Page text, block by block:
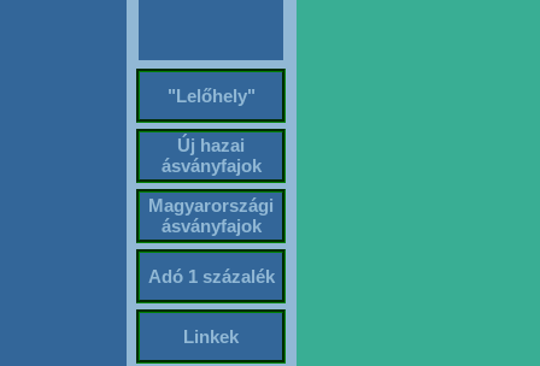
"Lelőhely"
Új hazai
ásványfajok
Magyarországi
ásványfajok
Adó 1 százalék
Linkek